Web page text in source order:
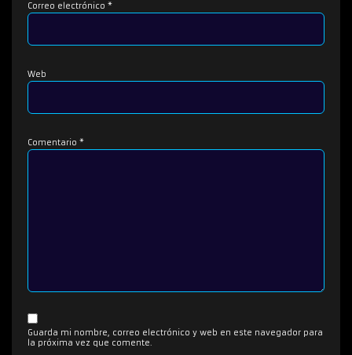
Correo electrónico *
Web
Comentario *
Guarda mi nombre, correo electrónico y web en este navegador para
la próxima vez que comente.